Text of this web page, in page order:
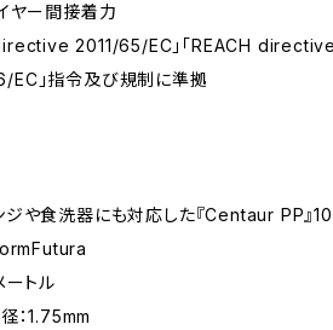
ヤー間接着力
2011/65/EC」「REACH directive
」指令及び規制に準拠
ジや食洗器にも対応した『Centaur PP』
ートル
：1.75mm